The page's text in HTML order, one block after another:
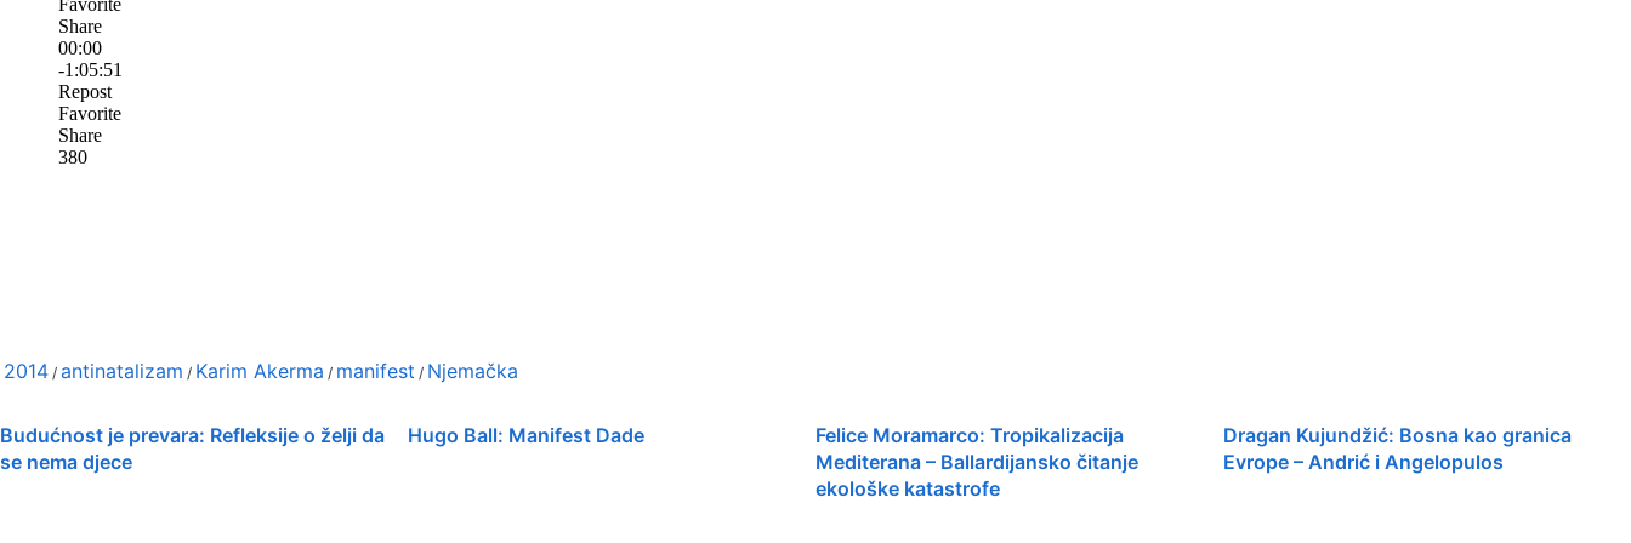
2014 / antinatalizam / Karim Akerma / manifest / Njemačka
Budućnost je prevara: Refleksije o želji da
se nema djece
Hugo Ball: Manifest Dade
Felice Moramarco: Tropikalizacija
Mediterana – Ballardijansko čitanje
ekološke katastrofe
Dragan Kujundžić: Bosna kao granica
Evrope – Andrić i Angelopulos